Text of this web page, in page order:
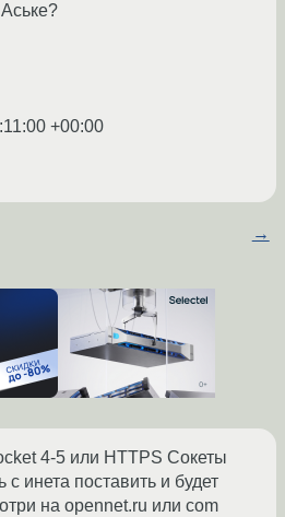
+00:00
→
4-5 или HTTPS Сокеты
с инета поставить и будет
на opennet.ru или com